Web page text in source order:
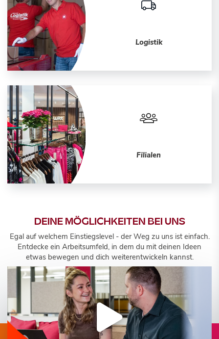
Logistik
Filialen
DEINE MÖGLICHKEITEN BEI UNS
Egal auf welchem Einstiegslevel - der Weg zu uns ist einfach.
Entdecke ein Arbeitsumfeld, in dem du mit deinen Ideen
etwas bewegen und dich weiterentwickeln kannst.